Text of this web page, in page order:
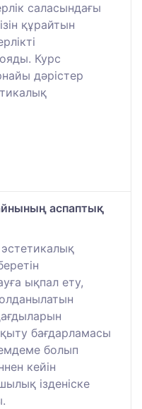
саласындағы
құрайтын
Курс
дәрістер
аспаптық
ықпал ету,
бағдарламасы
болып
кейін
ізденіске